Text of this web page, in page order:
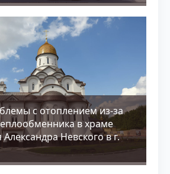
с отоплением из-за
в храме
Александра Невского в г.